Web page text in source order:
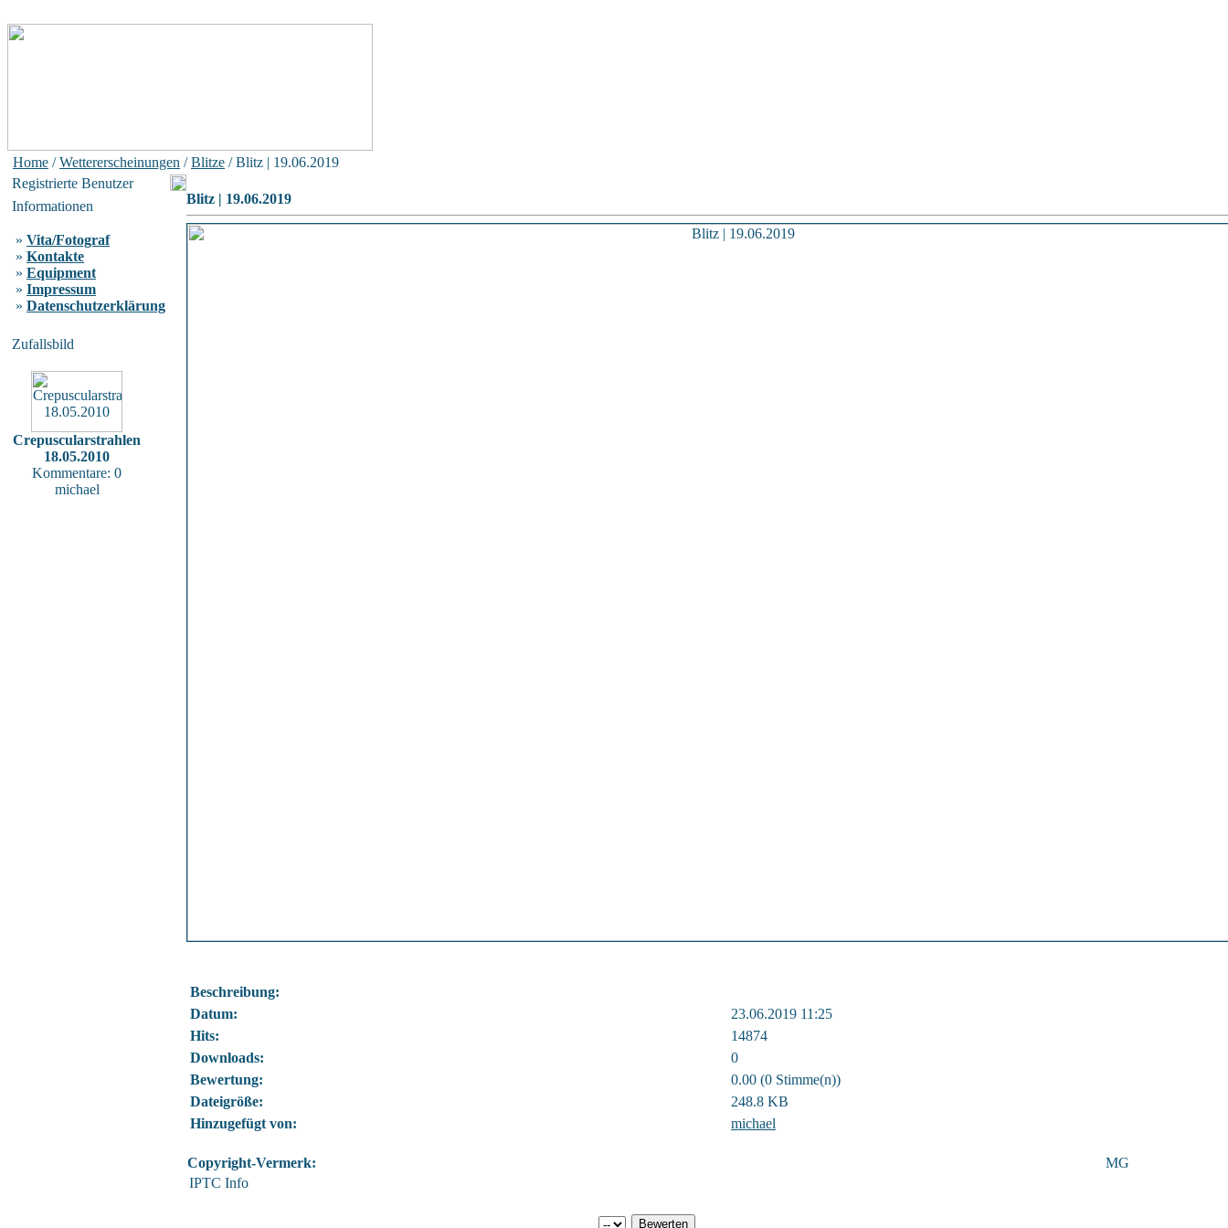
Home /Wettererscheinungen /Blitze / Blitz | 19.06.2019
Registrierte Benutzer
Informationen
» Vita/Fotograf
» Kontakte
» Equipment
» Impressum
» Datenschutzerklärung
Zufallsbild
Crepuscularstrahlen
18.05.2010
Kommentare: 0
michael
Blitz | 19.06.2019
Beschreibung:
Datum:
23.06.2019 11:25
Hits:
14874
Downloads:
0
Bewertung:
0.00 (0 Stimme(n))
Dateigröße:
248.8 KB
Hinzugefügt von:
michael
Copyright-Vermerk:
MG
IPTC Info